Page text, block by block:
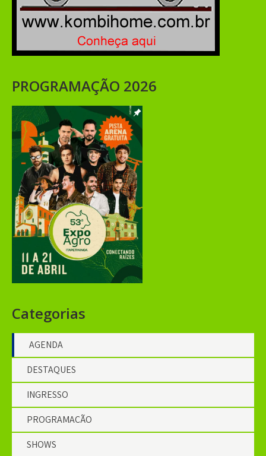
PROGRAMAÇÃO 2026
Categorias
AGENDA
DESTAQUES
INGRESSO
PROGRAMAÇÃO
SHOWS